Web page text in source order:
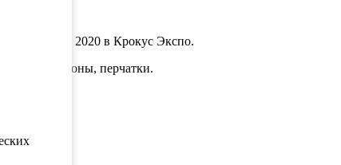
ЭКСПО 2020 в Крокус Экспо.
комбинезоны, перчатки.